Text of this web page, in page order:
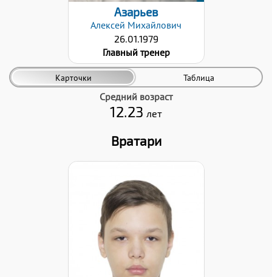
Азарьев
Алексей Михайлович
26.01.1979
Главный тренер
Карточки Таблица
Вратари
Дата заявки:
02.02.2021
Средний возраст
12.23 лет